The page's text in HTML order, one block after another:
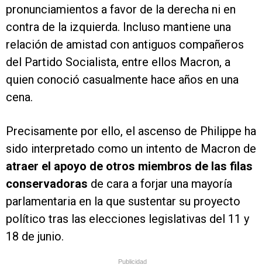
pronunciamientos a favor de la derecha ni en
contra de la izquierda. Incluso mantiene una
relación de amistad con antiguos compañeros
del Partido Socialista, entre ellos Macron, a
quien conoció casualmente hace años en una
cena.
Precisamente por ello, el ascenso de Philippe ha
sido interpretado como un intento de Macron de
atraer el apoyo de otros miembros de las filas
conservadoras de cara a forjar una mayoría
parlamentaria en la que sustentar su proyecto
político tras las elecciones legislativas del 11 y
18 de junio.
Publicidad